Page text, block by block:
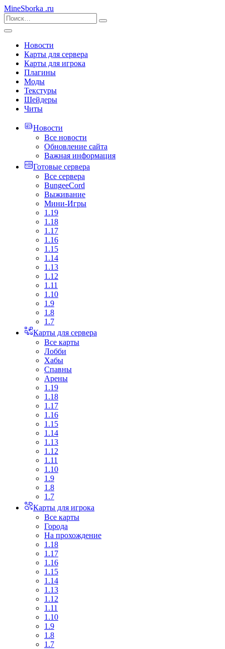
MineSborka .ru
Новости
Карты для сервера
Карты для игрока
Плагины
Моды
Текстуры
Шейдеры
Читы
Новости
Все новости
Обновление сайта
Важная информация
Готовые сервера
Все сервера
BungeeCord
Выживание
Мини-Игры
1.19
1.18
1.17
1.16
1.15
1.14
1.13
1.12
1.11
1.10
1.9
1.8
1.7
Карты для сервера
Все карты
Лобби
Хабы
Спавны
Арены
1.19
1.18
1.17
1.16
1.15
1.14
1.13
1.12
1.11
1.10
1.9
1.8
1.7
Карты для игрока
Все карты
Города
На прохождение
1.18
1.17
1.16
1.15
1.14
1.13
1.12
1.11
1.10
1.9
1.8
1.7